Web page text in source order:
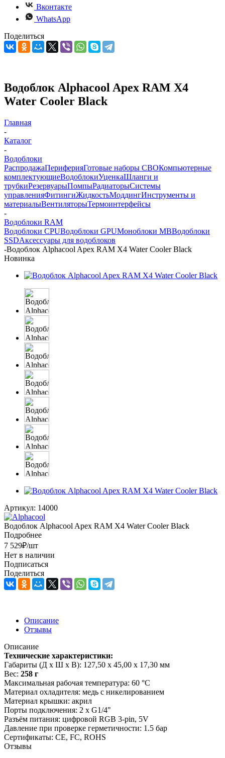
Вконтакте
WhatsApp
Поделиться
Водоблок Alphacool Apex RAM X4
Water Cooler Black
Главная
-
Каталог
-
Водоблоки
РаспродажаПериферияГотовые наборы СВОКомпьютерные
комплектующиеВодоблокиУценкаШланги и
трубкиРезервуарыПомпыРадиаторыСистемы
управленияФитингиЖидкостьМоддингИнструменты и
материалыВентиляторыТермоинтерфейсы
-
Водоблоки RAM
Водоблоки CPUВодоблоки GPUМоноблоки MBВодоблоки
SSDАксессуары для водоблоков
-Водоблок Alphacool Apex RAM X4 Water Cooler Black
Новинка
Артикул: 14000
Водоблок Alphacool Apex RAM X4 Water Cooler Black
Подробнее
7 529₽/шт
Нет в наличии
Подписаться
Поделиться
Описание
Отзывы
Описание
Технические характеристики:
Габариты (Д x Ш x В): 127,50 x 45,00 x 17,30 мм
Вес: 258 г
Максимальная рабочая температура: 60 °C
Материал охладителя: медь с никелированием
Материал крышки: акрил
Порты подключения: 2 x G1/4"
Разъём питания: цифровой RGB 3-pin, 5V
Давление при проверке герметичности: 1.5 бар
Сертификаты: CE, FC, ROHS
Отзывы